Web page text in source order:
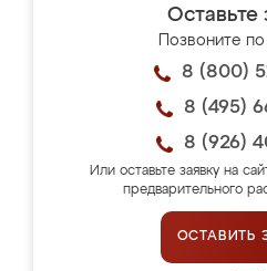
Оставьте
Позвоните
8 (800)
8 (495)
8 (926)
Или оставьте заявку на
предварительного
ОСТАВИТЬ